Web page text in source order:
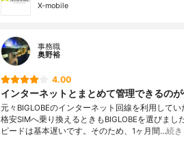
X-mobile
事務職
奥野裕
4.00
インターネットとまとめて管理できるの
元々BIGLOBEのインターネット回線を利用してい
格安SIMへ乗り換えるときもBIGLOBEを選びまし
ピードは基本遅いです。そのため、1ヶ月間…続き